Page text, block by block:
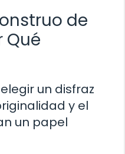
de
Qué
un disfraz
y el
un papel